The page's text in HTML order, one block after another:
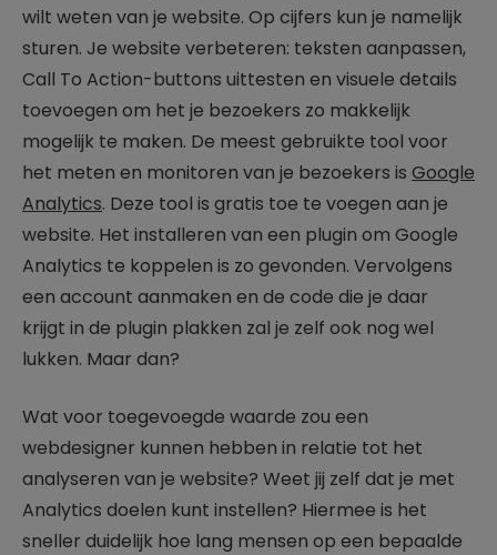
wilt weten van je website. Op cijfers kun je namelijk
sturen. Je website verbeteren: teksten aanpassen,
Call To Action-buttons uittesten en visuele details
toevoegen om het je bezoekers zo makkelijk
mogelijk te maken. De meest gebruikte tool voor
het meten en monitoren van je bezoekers is Google
Analytics. Deze tool is gratis toe te voegen aan je
website. Het installeren van een plugin om Google
Analytics te koppelen is zo gevonden. Vervolgens
een account aanmaken en de code die je daar
krijgt in de plugin plakken zal je zelf ook nog wel
lukken. Maar dan?
Wat voor toegevoegde waarde zou een
webdesigner kunnen hebben in relatie tot het
analyseren van je website? Weet jij zelf dat je met
Analytics doelen kunt instellen? Hiermee is het
sneller duidelijk hoe lang mensen op een bepaalde